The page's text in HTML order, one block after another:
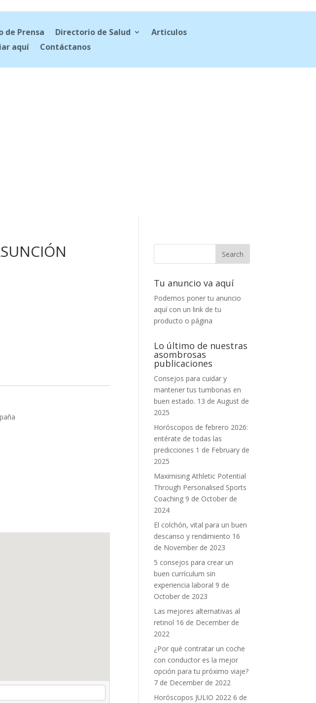
de Prensa Directorio de Salud
Articulos
aquí Contáctanos
Tu anuncio va aquí
Podemos poner tu anuncio
aquí con un link de tu
producto o página
Lo último de nuestras
asombrosas
publicaciones
Consejos para cuidar y
mantener tus tumbonas en
buen estado. 13 de August de
2025
Horóscopos de febrero 2026:
entérate de todas las
predicciones 1 de February de
2025
Maximising Athletic Potential
Through Personalised Sports
Coaching 9 de October de
2024
El colchón, vital para un buen
descanso y rendimiento 16
de November de 2023
5 consejos para crear un
buen currículum sin
experiencia laboral 9 de
October de 2023
Las mejores alternativas al
retinol 16 de December de
2022
¿Por qué contratar un coche
con conductor es la mejor
opción para tu próximo viaje?
7 de December de 2022
Horóscopos JULIO 2022 6 de